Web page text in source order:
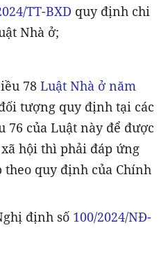
TT-BXD quy định chi
Nhà ở;
78 Luật Nhà ở năm
tượng quy định tại các
76 của Luật này để được
hội thì phải đáp ứng
quy định của Chính
định số 100/2024/NĐ-